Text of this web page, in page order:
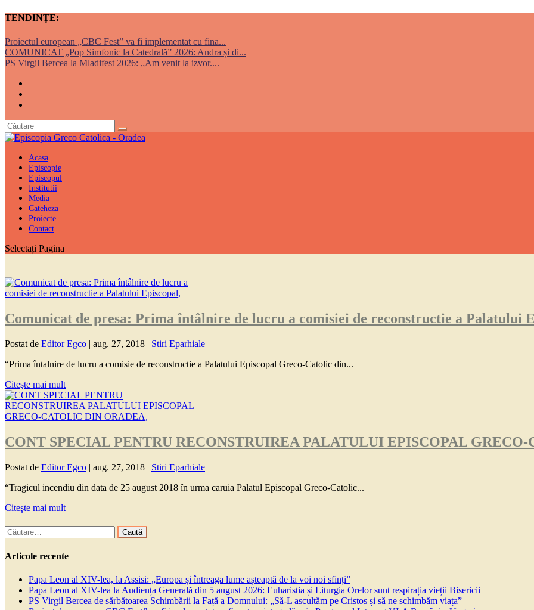
TENDINȚE:
Proiectul european „CBC Fest” va fi implementat cu fina...
COMUNICAT „Pop Simfonic la Catedrală” 2026: Andra și di...
PS Virgil Bercea la Mladifest 2026: „Am venit la izvor....
Acasa
Episcopie
Episcopul
Institutii
Media
Cateheza
Proiecte
Contact
Selectați Pagina
Comunicat de presa: Prima întâlnire de lucru a comisiei de reconstructie a Palatului
Postat de Editor Egco | aug. 27, 2018 | Stiri Eparhiale
“Prima întalnire de lucru a comisie de reconstructie a Palatului Episcopal Greco-Catolic din...
Citeşte mai mult
CONT SPECIAL PENTRU RECONSTRUIREA PALATULUI EPISCOPAL
Postat de Editor Egco | aug. 27, 2018 | Stiri Eparhiale
“Tragicul incendiu din data de 25 august 2018 în urma caruia Palatul Episcopal Greco-Catolic...
Citeşte mai mult
Caută
după:
Articole recente
Papa Leon al XIV-lea, la Assisi: „Europa și întreaga lume așteaptă de la voi noi sfinți”
Papa Leon al XIV-lea la Audiența Generală din 5 august 2026: Euharistia și Liturgia Orelor sunt respirația vieții Bisericii
PS Virgil Bercea de sărbătoarea Schimbării la Față a Domnului: „Să-L ascultăm pe Cristos și să ne schimbăm viața”